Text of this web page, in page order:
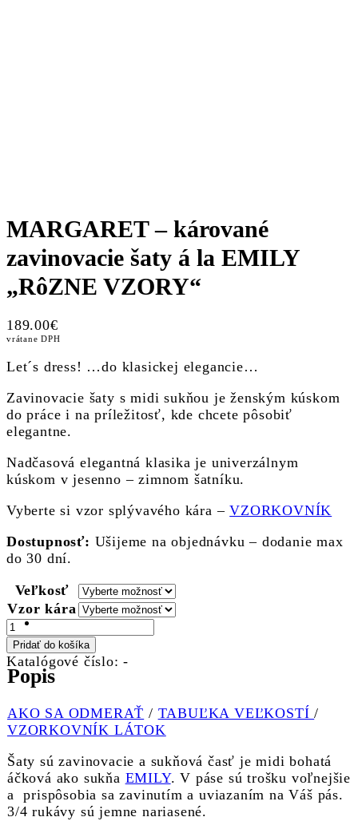
MARGARET – kárované
zavinovacie šaty á la EMILY
„RôZNE VZORY“
189.00€
vrátane DPH
Let´s dress! …do klasickej elegancie…
Zavinovacie šaty s midi sukňou je ženským kúskom
do práce i na príležitosť, kde chcete pôsobiť
elegantne.
Nadčasová elegantná klasika je univerzálnym
kúskom v jesenno – zimnom šatníku.
Vyberte si vzor splývavého kára –VZORKOVNÍK
Dostupnosť: Ušijeme na objednávku – dodanie max
do 30 dní.
Veľkosť
Vzor kára
množstvo
MARGARET
-
kárované
zavinovacie
šaty
á
EMILY
"RôZNE
VZORY"
Pridať do košíka
Katalógové číslo:-
Popis
AKO SA ODMERAŤ / TABUĽKA VEĽKOSTÍ/
VZORKOVNÍK LÁTOK
Šaty sú zavinovacie a sukňová časť je midi bohatá
áčková ako sukňa EMILY. V páse sú trošku voľnejšie
a prispôsobia sa zavinutím a uviazaním na Váš pás.
3/4 rukávy sú jemne nariasené.